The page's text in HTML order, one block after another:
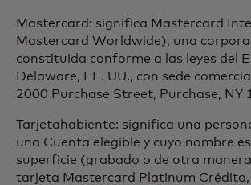
Mastercard: significa Mastercard
Mastercard Worldwide), una
constituida conforme a las leyes del
Delaware, EE. UU., con sede
2000 Purchase Street, Purchase, NY
Tarjetahabiente: significa una
una Cuenta elegible y cuyo nombre
superficie (grabado o de otra
tarjeta Mastercard Platinum Crédito,